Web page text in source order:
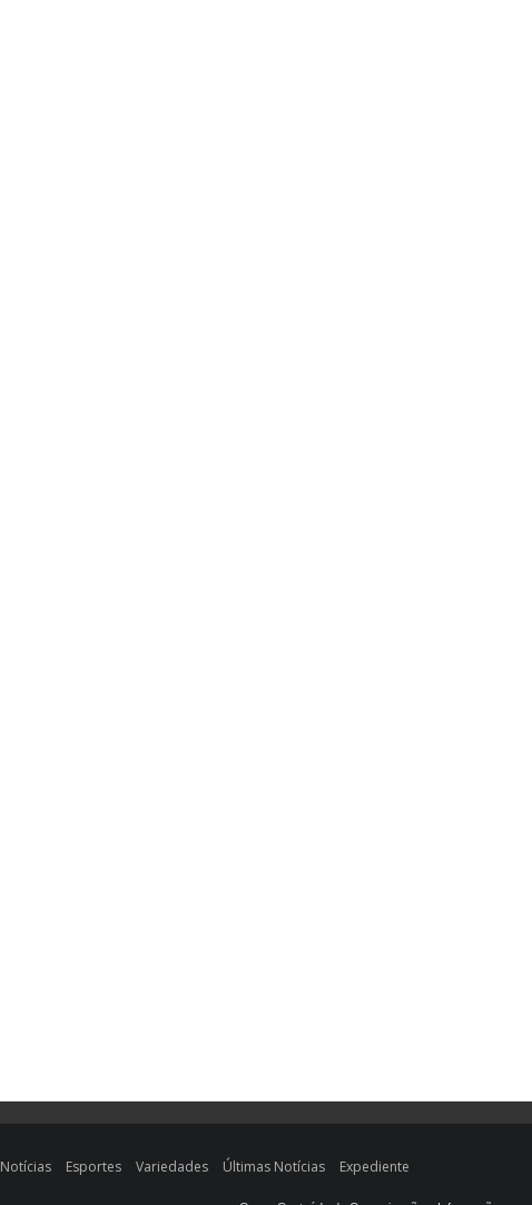
Notícias Esportes Variedades Últimas Notícias Expediente